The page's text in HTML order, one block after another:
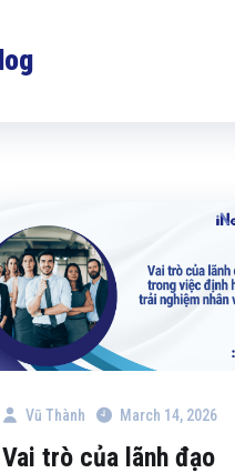
Vũ Thành March 14, 2026
Vai trò của lãnh đạo